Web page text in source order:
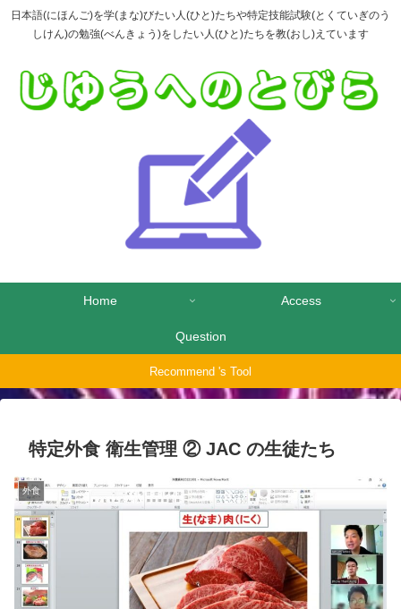
日本語(にほんご)を学(まな)びたい人(ひと)たちや特定技能試験(とくていぎのう
しけん)の勉強(べんきょう)をしたい人(ひと)たちを教(おし)えています
Home Access
Question
Recommend 's Tool
特定外食 衛生管理 ② JAC の生徒たち
外食